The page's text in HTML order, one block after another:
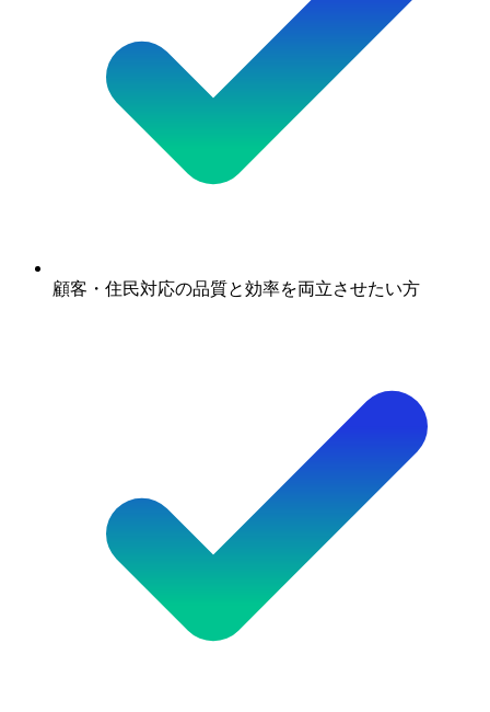
顧客・住民対応の品質と効率を両立させたい方